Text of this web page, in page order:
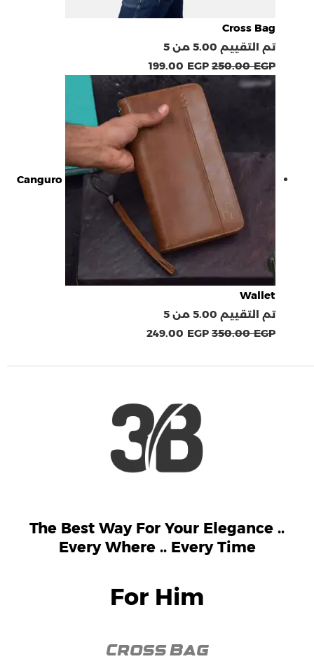
Cross Bag
تم التقييم 5.00 من 5
250.00EGP
199.00 EGP
Canguro
Wallet
تم التقييم 5.00 من 5
350.00EGP
249.00 EGP
The Best Way For Your Elegance ..
Every Where .. Every Time
For Him
Cross Bag